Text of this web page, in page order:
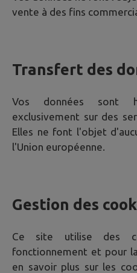
vente à des fins
Transfert des
Vos données sont
exclusivement sur des
Elles ne font l'objet
l'Union européenne.
Gestion des
Ce site utilise des
fonctionnement et pour
en savoir plus sur les